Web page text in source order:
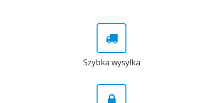
Szybka wysyłka